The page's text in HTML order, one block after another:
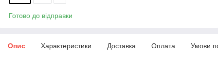
Готово до відправки
Опис Характеристики Доставка Оплата Умови